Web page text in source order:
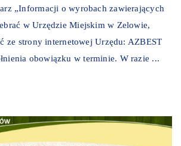
„Informacji o wyrobach zawierających
w Urzędzie Miejskim w Zelowie,
ze strony internetowej Urzędu: AZBEST
obowiązku w terminie. W razie ...